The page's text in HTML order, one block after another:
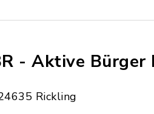
- Aktive Bürger
Rickling